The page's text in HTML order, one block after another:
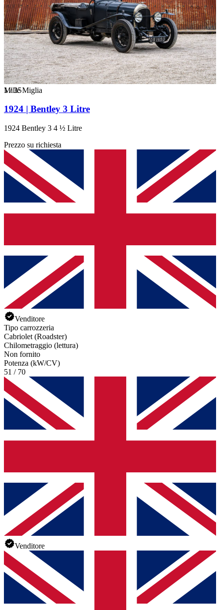
1/35
Mille Miglia
1924 | Bentley 3 Litre
1924 Bentley 3 4 ½ Litre
Prezzo su richiesta
Venditore
Tipo carrozzeria
Cabriolet (Roadster)
Chilometraggio (lettura)
Non fornito
Potenza (kW/CV)
51 / 70
Venditore